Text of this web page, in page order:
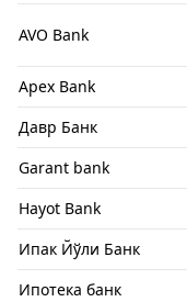
AVO Bank
Apex Bank
Давр Банк
Garant bank
Hayot Bank
Ипак Йўли Банк
Ипотека банк